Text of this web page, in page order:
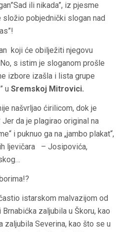
ili nikada”, iz pjesme
složio pobjednički slogan nad
koji će obilježiti njegovu
s istim je sloganom prošle
izbore izašla i lista grupe
u Sremskoj Mitrovici.
našvrljao ćirilicom, dok je
da je plagirao original na
i puknuo ga na „jambo plakat“,
ljevičara – Josipovića,
istarskom malvazijom od
zaljubila u Škoru, kao
zaljubila Severina, kao što se u